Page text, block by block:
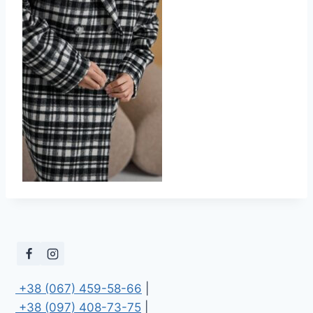
+38 (067) 459-58-66
+38 (097) 408-73-75